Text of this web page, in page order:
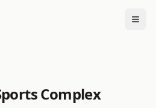
Complex